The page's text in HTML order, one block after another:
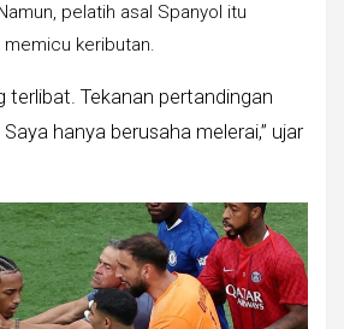
pelatih asal Spanyol itu
keributan.
terlibat. Tekanan pertandingan
hanya berusaha melerai,” ujar